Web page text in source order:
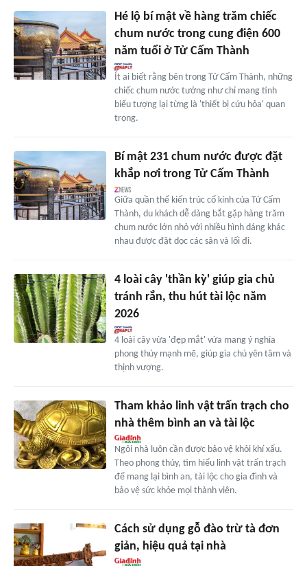
Hé lộ bí mật về hàng trăm chiếc
chum nước trong cung điện 600
năm tuổi ở Tử Cấm Thành
Ít ai biết rằng bên trong Tử Cấm Thành, những
chiếc chum nước tưởng như chỉ mang tính
biểu tượng lại từng là 'thiết bị cứu hỏa' quan
trọng.
Bí mật 231 chum nước được đặt
khắp nơi trong Tử Cấm Thành
Giữa quần thể kiến trúc cổ kính của Tử Cấm
Thành, du khách dễ dàng bắt gặp hàng trăm
chum nước lớn nhỏ với nhiều hình dáng khác
nhau được đặt dọc các sân và lối đi.
4 loài cây 'thần kỳ' giúp gia chủ
tránh rắn, thu hút tài lộc năm
2026
4 loài cây vừa 'đẹp mắt' vừa mang ý nghĩa
phong thủy mạnh mẽ, giúp gia chủ yên tâm và
thịnh vượng.
Tham khảo linh vật trấn trạch cho
nhà thêm bình an và tài lộc
Ngôi nhà luôn cần được bảo vệ khỏi khí xấu.
Theo phong thủy, tìm hiểu linh vật trấn trạch
để mang lại bình an, tài lộc cho gia đình và
bảo vệ sức khỏe mọi thành viên.
Cách sử dụng gỗ đào trừ tà đơn
giản, hiệu quả tại nhà